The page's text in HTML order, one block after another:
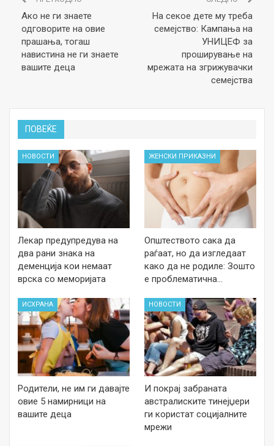
Ако не ги знаете
одговорите на овие
прашања, тогаш
навистина не ги знаете
вашите деца
На секое дете му треба
семејство: Кампања на
УНИЦЕФ за
проширување на
мрежата на згрижувачки
семејства
ПОВЕЌЕ
НОВОСТИ
Лекар предупредува на
два рани знака на
деменција кои немаат
врска со меморијата
ЖЕНСКИ ПРИКАЗНИ
Општеството сака да
раѓаат, но да изгледаат
како да не родиле: Зошто
е проблематична…
ИСХРАНА
Родители, не им ги давајте
овие 5 намирници на
вашите деца
НОВОСТИ
И покрај забраната
австралиските тинејџери
ги користат социјалните
мрежи